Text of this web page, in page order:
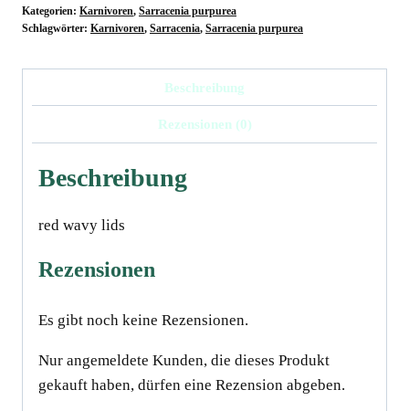
"Wavy
ssp.
Belly"
Menge
Kategorien: Karnivoren, Sarracenia purpurea
Schlagwörter: Karnivoren, Sarracenia, Sarracenia purpurea
Beschreibung
Rezensionen (0)
Beschreibung
red wavy lidsﾠ
Rezensionen
Es gibt noch keine Rezensionen.
Nur angemeldete Kunden, die dieses Produkt
gekauft haben, dürfen eine Rezension abgeben.